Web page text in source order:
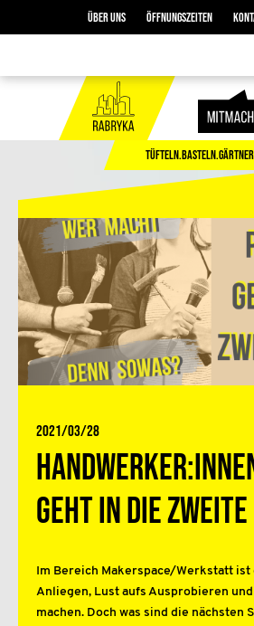
ÜBER UNS ÖFFNUNGSZEITEN
2021/03/28
geht in die zweite
Im Bereich Makerspace/Werkstatt ist
Anliegen, Lust aufs Ausprobieren
machen. Doch was sind die nächsten